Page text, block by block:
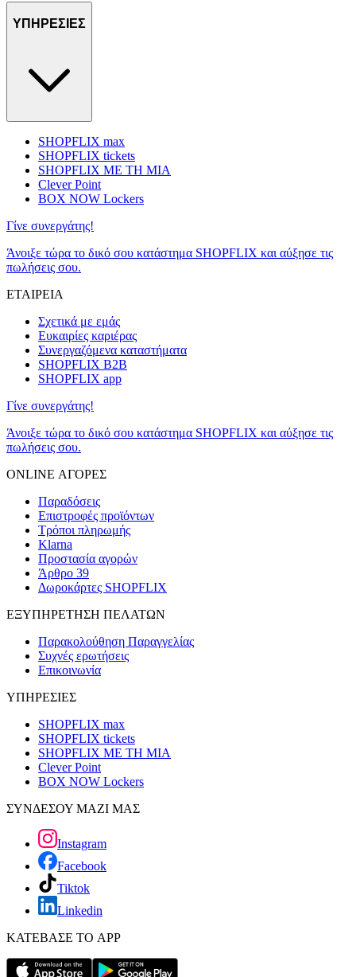
ΥΠΗΡΕΣΙΕΣ
SHOPFLIX max
SHOPFLIX tickets
SHOPFLIX ΜΕ ΤΗ ΜΙΑ
Clever Point
BOX NOW Lockers
Γίνε συνεργάτης!
Άνοιξε τώρα το δικό σου κατάστημα SHOPFLIX και αύξησε τις
πωλήσεις σου.
ΕΤΑΙΡΕΙΑ
Σχετικά με εμάς
Ευκαιρίες καριέρας
Συνεργαζόμενα καταστήματα
SHOPFLIX B2B
SHOPFLIX app
Γίνε συνεργάτης!
Άνοιξε τώρα το δικό σου κατάστημα SHOPFLIX και αύξησε τις
πωλήσεις σου.
ONLINE ΑΓΟΡΕΣ
Παραδόσεις
Επιστροφές προϊόντων
Τρόποι πληρωμής
Klarna
Προστασία αγορών
Άρθρο 39
Δωροκάρτες SHOPFLIX
ΕΞΥΠΗΡΕΤΗΣΗ ΠΕΛΑΤΩΝ
Παρακολούθηση Παραγγελίας
Συχνές ερωτήσεις
Επικοινωνία
ΥΠΗΡΕΣΙΕΣ
SHOPFLIX max
SHOPFLIX tickets
SHOPFLIX ΜΕ ΤΗ ΜΙΑ
Clever Point
BOX NOW Lockers
ΣΥΝΔΕΣΟΥ ΜΑΖΙ ΜΑΣ
Instagram
Facebook
Tiktok
Linkedin
ΚΑΤΕΒΑΣΕ ΤΟ APP